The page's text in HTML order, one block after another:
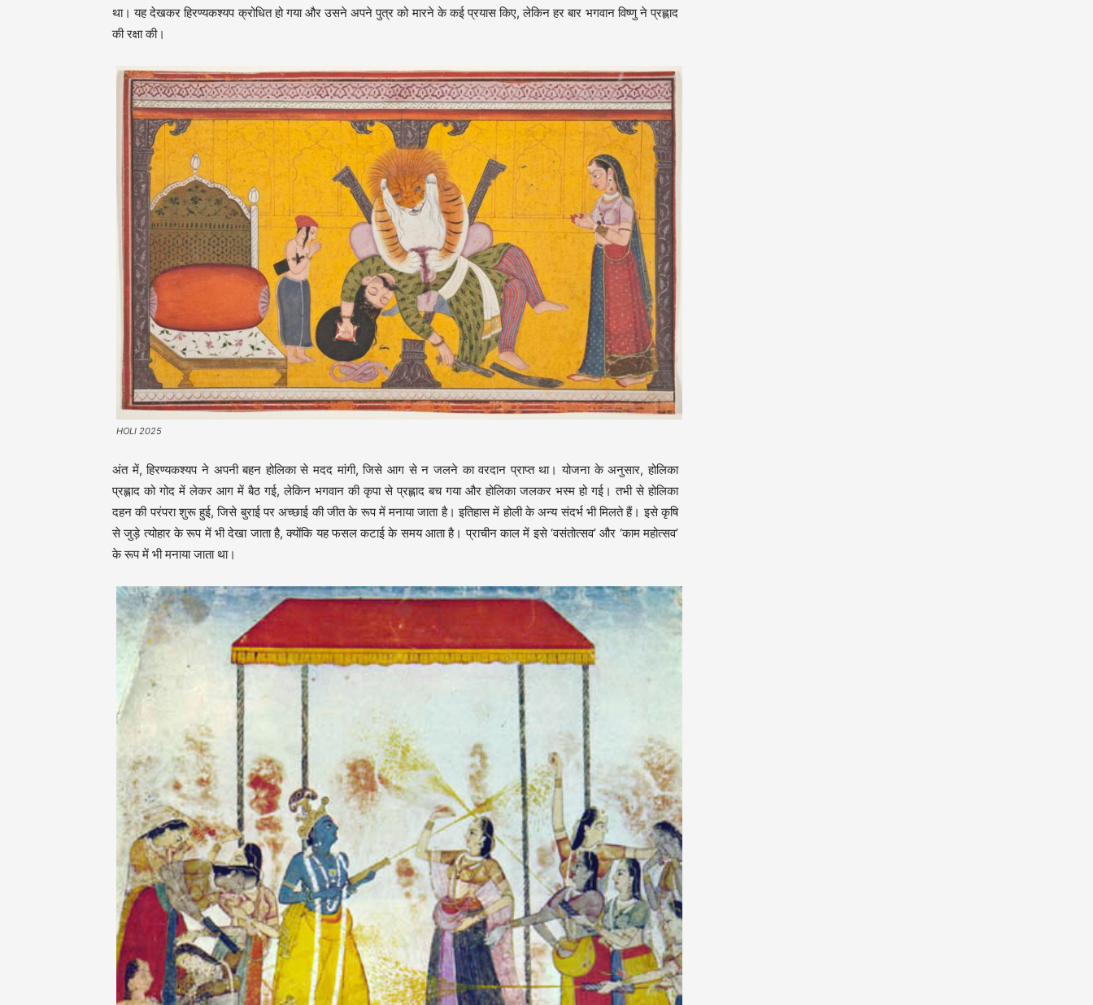
था। यह देखकर हिरण्यकश्यप क्रोधित हो गया और उसने अपने पुत्र को मारने के कई प्रयास किए, लेकिन हर बार भगवान विष्णु ने प्रह्लाद
की रक्षा की।
HOLI 2025
अंत में, हिरण्यकश्यप ने अपनी बहन होलिका से मदद मांगी, जिसे आग से न जलने का वरदान प्राप्त था। योजना के अनुसार, होलिका
प्रह्लाद को गोद में लेकर आग में बैठ गई, लेकिन भगवान की कृपा से प्रह्लाद बच गया और होलिका जलकर भस्म हो गई। तभी से होलिका
दहन की परंपरा शुरू हुई, जिसे बुराई पर अच्छाई की जीत के रूप में मनाया जाता है। इतिहास में होली के अन्य संदर्भ भी मिलते हैं। इसे कृषि
से जुड़े त्योहार के रूप में भी देखा जाता है, क्योंकि यह फसल कटाई के समय आता है। प्राचीन काल में इसे ‘वसंतोत्सव’ और ‘काम महोत्सव’
के रूप में भी मनाया जाता था।